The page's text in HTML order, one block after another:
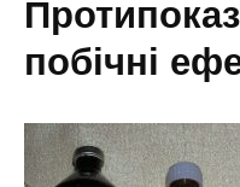
протипоказання та
побічні